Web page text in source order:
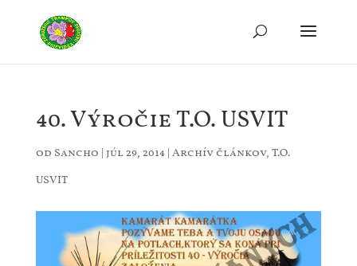
40. Výročie T.O. USVIT
od Sancho | júl 29, 2014 | Archív článkov, T.O.
USVIT